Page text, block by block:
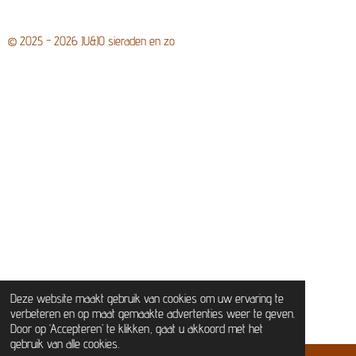
Deze website maakt gebruik van cookies om uw ervaring te
verbeteren en op maat gemaakte advertenties weer te geven.
Door op ‘Accepteren’ te klikken, gaat u akkoord met het
gebruik van alle cookies.
© 2025 - 2026 JU&JO sieraden en zo